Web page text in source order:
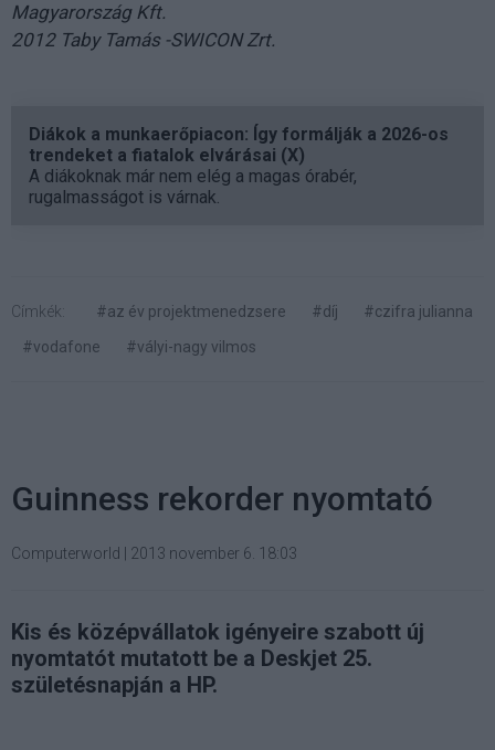
Magyarország Kft.
2012 Taby Tamás -SWICON Zrt.
Diákok a munkaerőpiacon: Így formálják a 2026-os
trendeket a fiatalok elvárásai (X)
A diákoknak már nem elég a magas órabér,
rugalmasságot is várnak.
Címkék: #az év projektmenedzsere #díj
#czifra julianna
#vodafone
#vályi-nagy vilmos
Guinness rekorder nyomtató
Computerworld 2013 november 6. 18:03
Kis és középvállatok igényeire szabott új
nyomtatót mutatott be a Deskjet 25.
születésnapján a HP.